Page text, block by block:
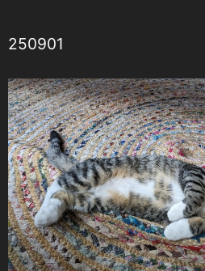
250901